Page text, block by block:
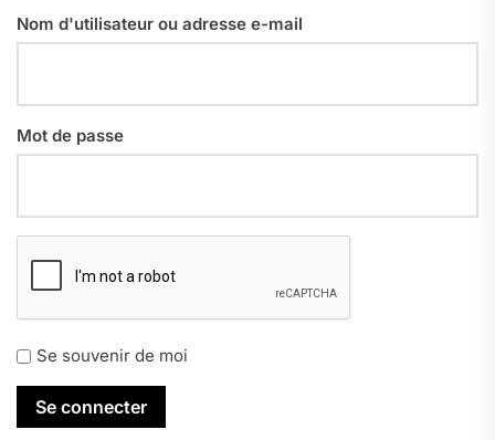
Nom d'utilisateur ou adresse e-mail
Mot de passe
Se souvenir de moi